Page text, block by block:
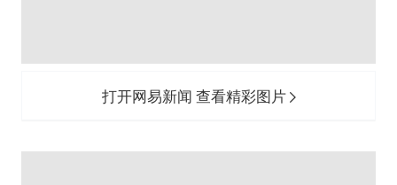
打开网易新闻 查看精彩图片